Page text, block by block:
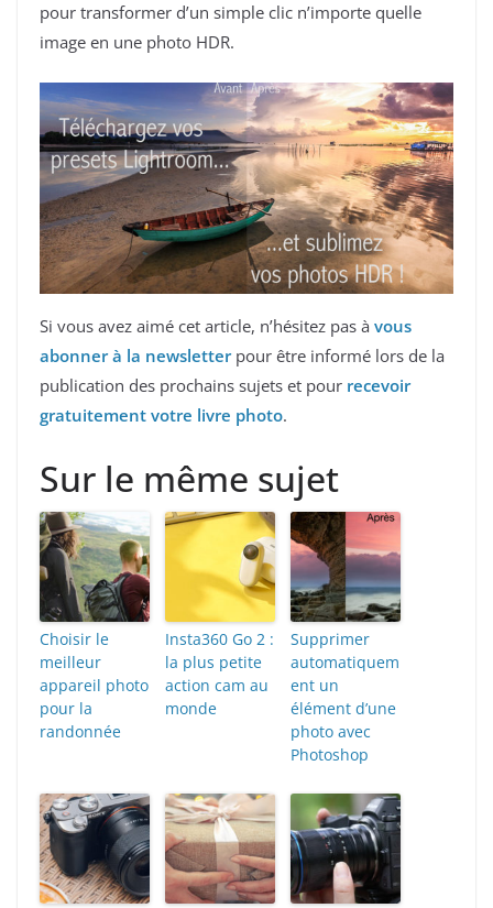
pour transformer d’un simple clic n’importe quelle
image en une photo HDR.
Si vous avez aimé cet article, n’hésitez pas à vous
abonner à la newsletterpour être informé lors de la
publication des prochains sujets et pour recevoir
gratuitement votre livre photo.
Sur le même sujet
Choisir le
meilleur
appareil photo
pour la
randonnée
Insta360 Go 2 :
la plus petite
action cam au
monde
Supprimer
automatiquem
ent un
élément d’une
photo avec
Photoshop